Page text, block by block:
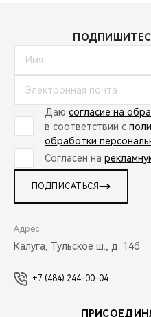
Даю согласие на
в соответствии с
обработки
Согласен на
ПОДПИСАТЬСЯ
Адрес:
Калуга, Тульское ш., д. 14б
+7 (484) 244-00-04